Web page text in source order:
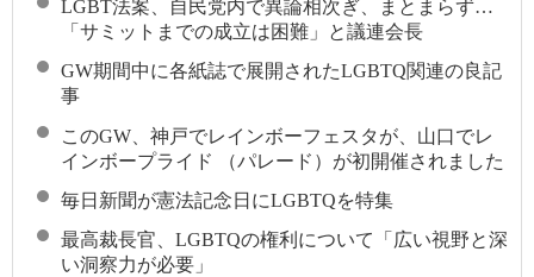
LGBT法案、自民党内で異論相次ぎ、まとまらず…
「サミットまでの成立は困難」と議連会長
GW期間中に各紙誌で展開されたLGBTQ関連の良記
事
このGW、神戸でレインボーフェスタが、山口でレ
インボープライド （パレード）が初開催されました
毎日新聞が憲法記念日にLGBTQを特集
最高裁長官、LGBTQの権利について「広い視野と深
い洞察力が必要」